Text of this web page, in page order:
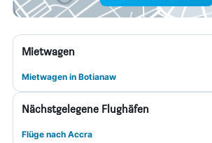
Mietwagen
Mietwagen in Botianaw
Nächstgelegene Flughäfen
Flüge nach Accra